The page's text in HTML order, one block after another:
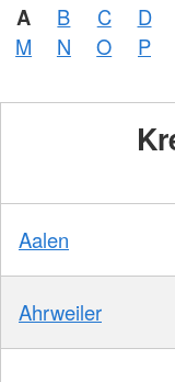
A B C D
M
N O P
Aalen
Ahrweiler